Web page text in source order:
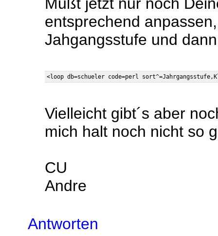
Mußt jetzt nur noch
entsprechend
Jahgangsstufe und
Vielleicht gibt´s aber
mich halt noch nicht so
CU
Andre
Antworten